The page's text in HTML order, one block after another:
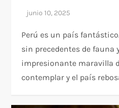
Perú es un país
sin precedentes de fauna
impresionante maravilla
contemplar y el país